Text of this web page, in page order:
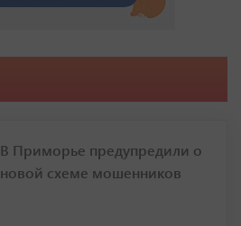
В Приморье предупредили о
новой схеме мошенников